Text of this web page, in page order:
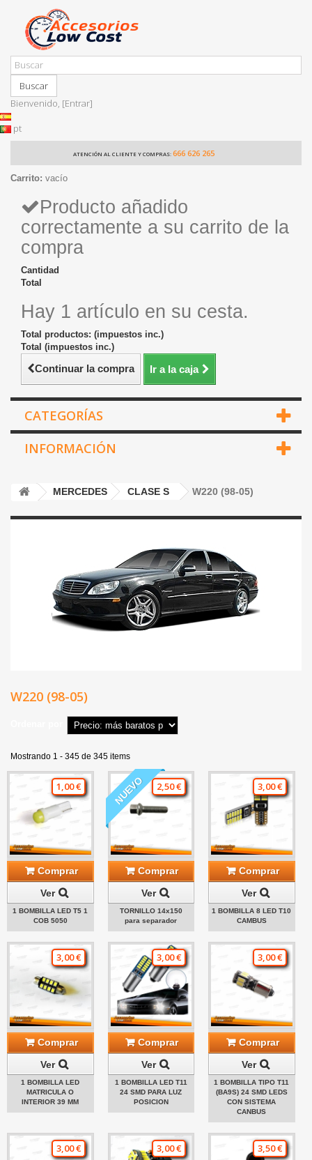
Buscar
Bienvenido, [Entrar]
pt
ATENCIÓN AL CLIENTE Y COMPRAS: 666 626 265
Carrito: vacío
Producto añadido
correctamente a su carrito de la
compra
Cantidad
Total
Hay 1 artículo en su cesta.
Total productos: (impuestos inc.)
Total (impuestos inc.)
Continuar la compra Ir a la caja
CATEGORÍAS
INFORMACIÓN
MERCEDES CLASE S W220 (98-05)
W220 (98-05)
Mostrando 1 - 345 de 345 items
1,00 €
Comprar
Ver
1 BOMBILLA LED T5 1
COB 5050
NUEVO 2,50 €
Comprar
Ver
TORNILLO 14x150
para separador
3,00 €
Comprar
Ver
1 BOMBILLA 8 LED T10
CAMBUS
3,00 €
Comprar
Ver
1 BOMBILLA LED
MATRICULA O
INTERIOR 39 MM
3,00 €
Comprar
Ver
1 BOMBILLA LED T11
24 SMD PARA LUZ
POSICION
3,00 €
Comprar
Ver
1 BOMBILLA TIPO T11
(BA9S) 24 SMD LEDS
CON SISTEMA
CANBUS
3,00 € 3,00 € 3,50 €